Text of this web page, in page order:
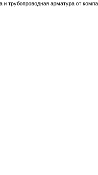
трубопроводная арматура от